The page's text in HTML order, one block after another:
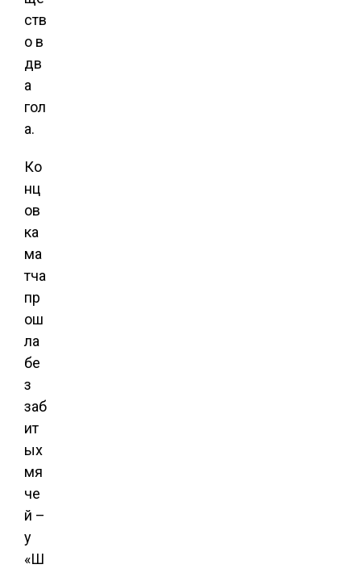
ств
о в
дв
а
гол
а.
Ко
нц
ов
ка
ма
тча
пр
ош
ла
бе
з
заб
ит
ых
мя
че
й –
у
«Ш